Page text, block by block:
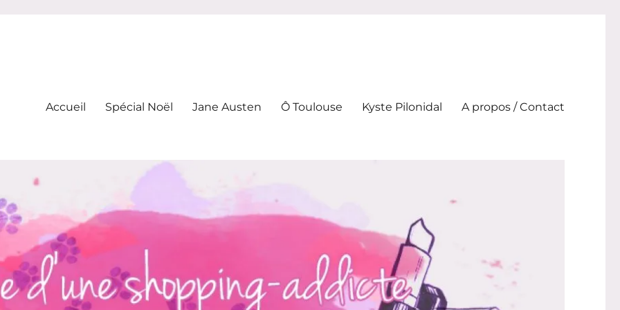
Accueil Spécial Noël Jane Austen Ô Toulouse Kyste Pilonidal A propos / Contact